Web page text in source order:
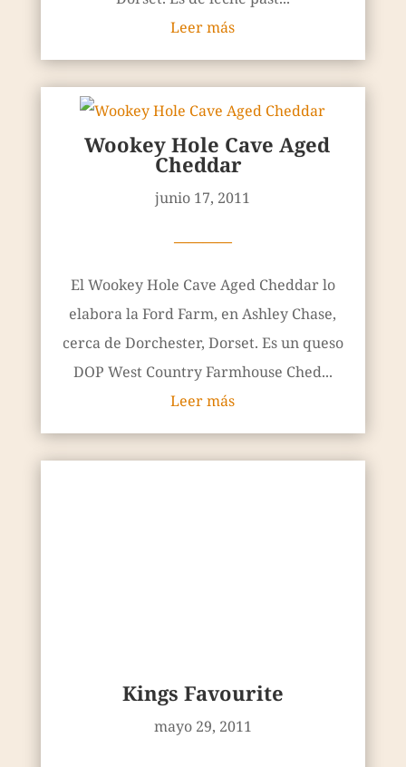
Leer más
Wookey Hole Cave Aged
Cheddar
junio 17, 2011
————
El Wookey Hole Cave Aged Cheddar lo
elabora la Ford Farm, en Ashley Chase,
cerca de Dorchester, Dorset. Es un queso
DOP West Country Farmhouse Ched...
Leer más
Kings Favourite
mayo 29, 2011